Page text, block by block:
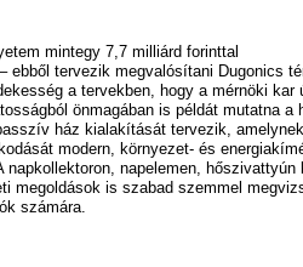
mintegy 7,7 milliárd forinttal
ebből tervezik megvalósítani Dugonics
a tervekben, hogy a mérnöki kar
önmagában is példát mutatna a
ház kialakítását tervezik, amelynek
modern, környezet- és
napkollektoron, napelemen, hőszivattyún
megoldások is szabad szemmel
számára.